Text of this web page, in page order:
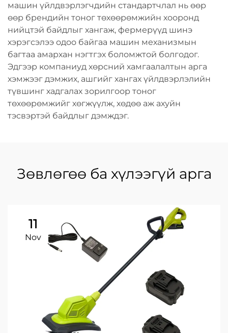
машин үйлдвэрлэгчдийн стандартчлал нь өөр
өөр брендийн тоног төхөөрөмжийн хооронд
нийцтэй байдлыг хангаж, фермерүүд шинэ
хэрэгсэлээ одоо байгаа машин механизмын
багтаа амархан нэгтгэх боломжтой болгодог.
Эдгээр компаниуд хөрсний хамгаалалтын арга
хэмжээг дэмжих, ашгийг хангах үйлдвэрлэлийн
түвшинг хадгалах зорилгоор тоног
төхөөрөмжийг хөгжүүлж, хөдөө аж ахуйн
тэсвэртэй байдлыг дэмждэг.
Зөвлөгөө ба хүлээгүй арга
11
Nov